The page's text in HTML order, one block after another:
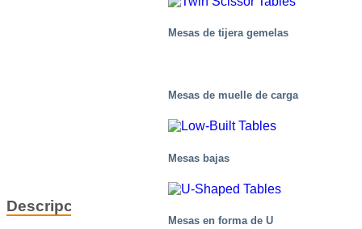
Mesas de tijera gemelas
Mesas de muelle de carga
Mesas bajas
Mesas en forma de U
Descripción e información de los segmentos